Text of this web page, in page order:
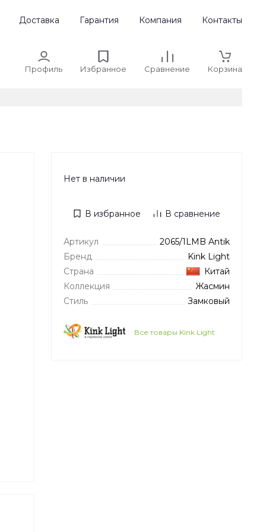
Доставка Гарантия Компания Контакты
Профиль Избранное Сравнение Корзина
Нет в наличии
В избранное В сравнение
Артикул
2065/1LMB Antik
Бренд
Kink Light
Страна
Китай
Коллекция
Жасмин
Стиль
Замковый
Все товары Kink Light